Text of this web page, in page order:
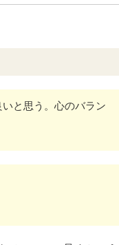
と思う。心のバラン